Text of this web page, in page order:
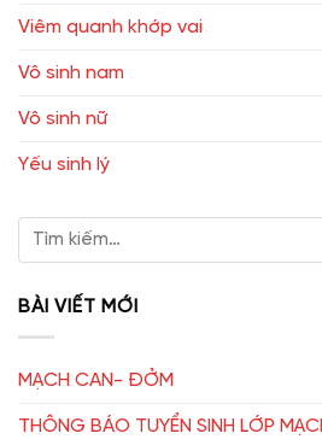
Viêm quanh khớp vai
Vô sinh nam
Vô sinh nữ
Yếu sinh lý
BÀI VIẾT MỚI
MẠCH CAN- ĐỞM
THÔNG BÁO TUYỂN SINH LỚP